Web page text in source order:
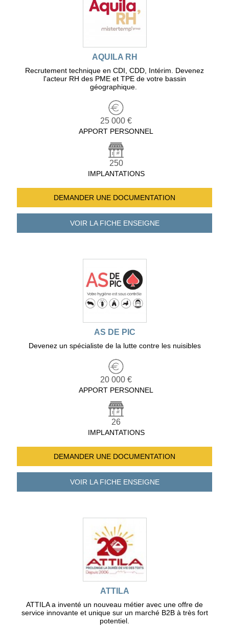
AQUILA RH
Recrutement technique en CDI, CDD, Intérim. Devenez
l'acteur RH des PME et TPE de votre bassin
géographique.
25 000 €
APPORT PERSONNEL
250
IMPLANTATIONS
DEMANDER UNE DOCUMENTATION
VOIR LA FICHEENSEIGNE
AS DE PIC
Devenez un spécialiste de la lutte contre les nuisibles
20 000 €
APPORT PERSONNEL
26
IMPLANTATIONS
DEMANDER UNE DOCUMENTATION
VOIR LA FICHEENSEIGNE
ATTILA
ATTILA a inventé un nouveau métier avec une offre de
service innovante et unique sur un marché B2B à très fort
potentiel.